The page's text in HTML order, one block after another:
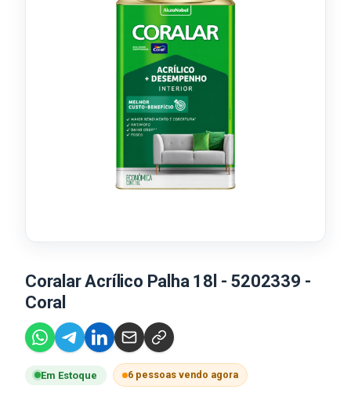
Coralar Acrílico Palha 18l - 5202339 -
Coral
Em Estoque 6 pessoas vendo agora